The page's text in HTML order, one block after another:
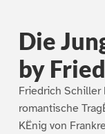
Die
by
Friedrich Schiller
romantische
KËnig von